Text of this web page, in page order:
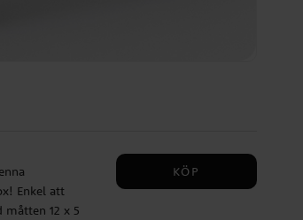
Enkel att
12 x 5
KÖP